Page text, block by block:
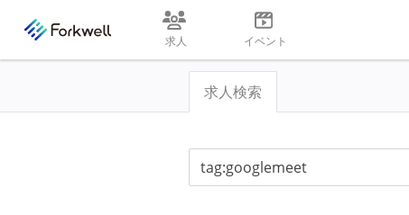
求人 イベント
求人検索